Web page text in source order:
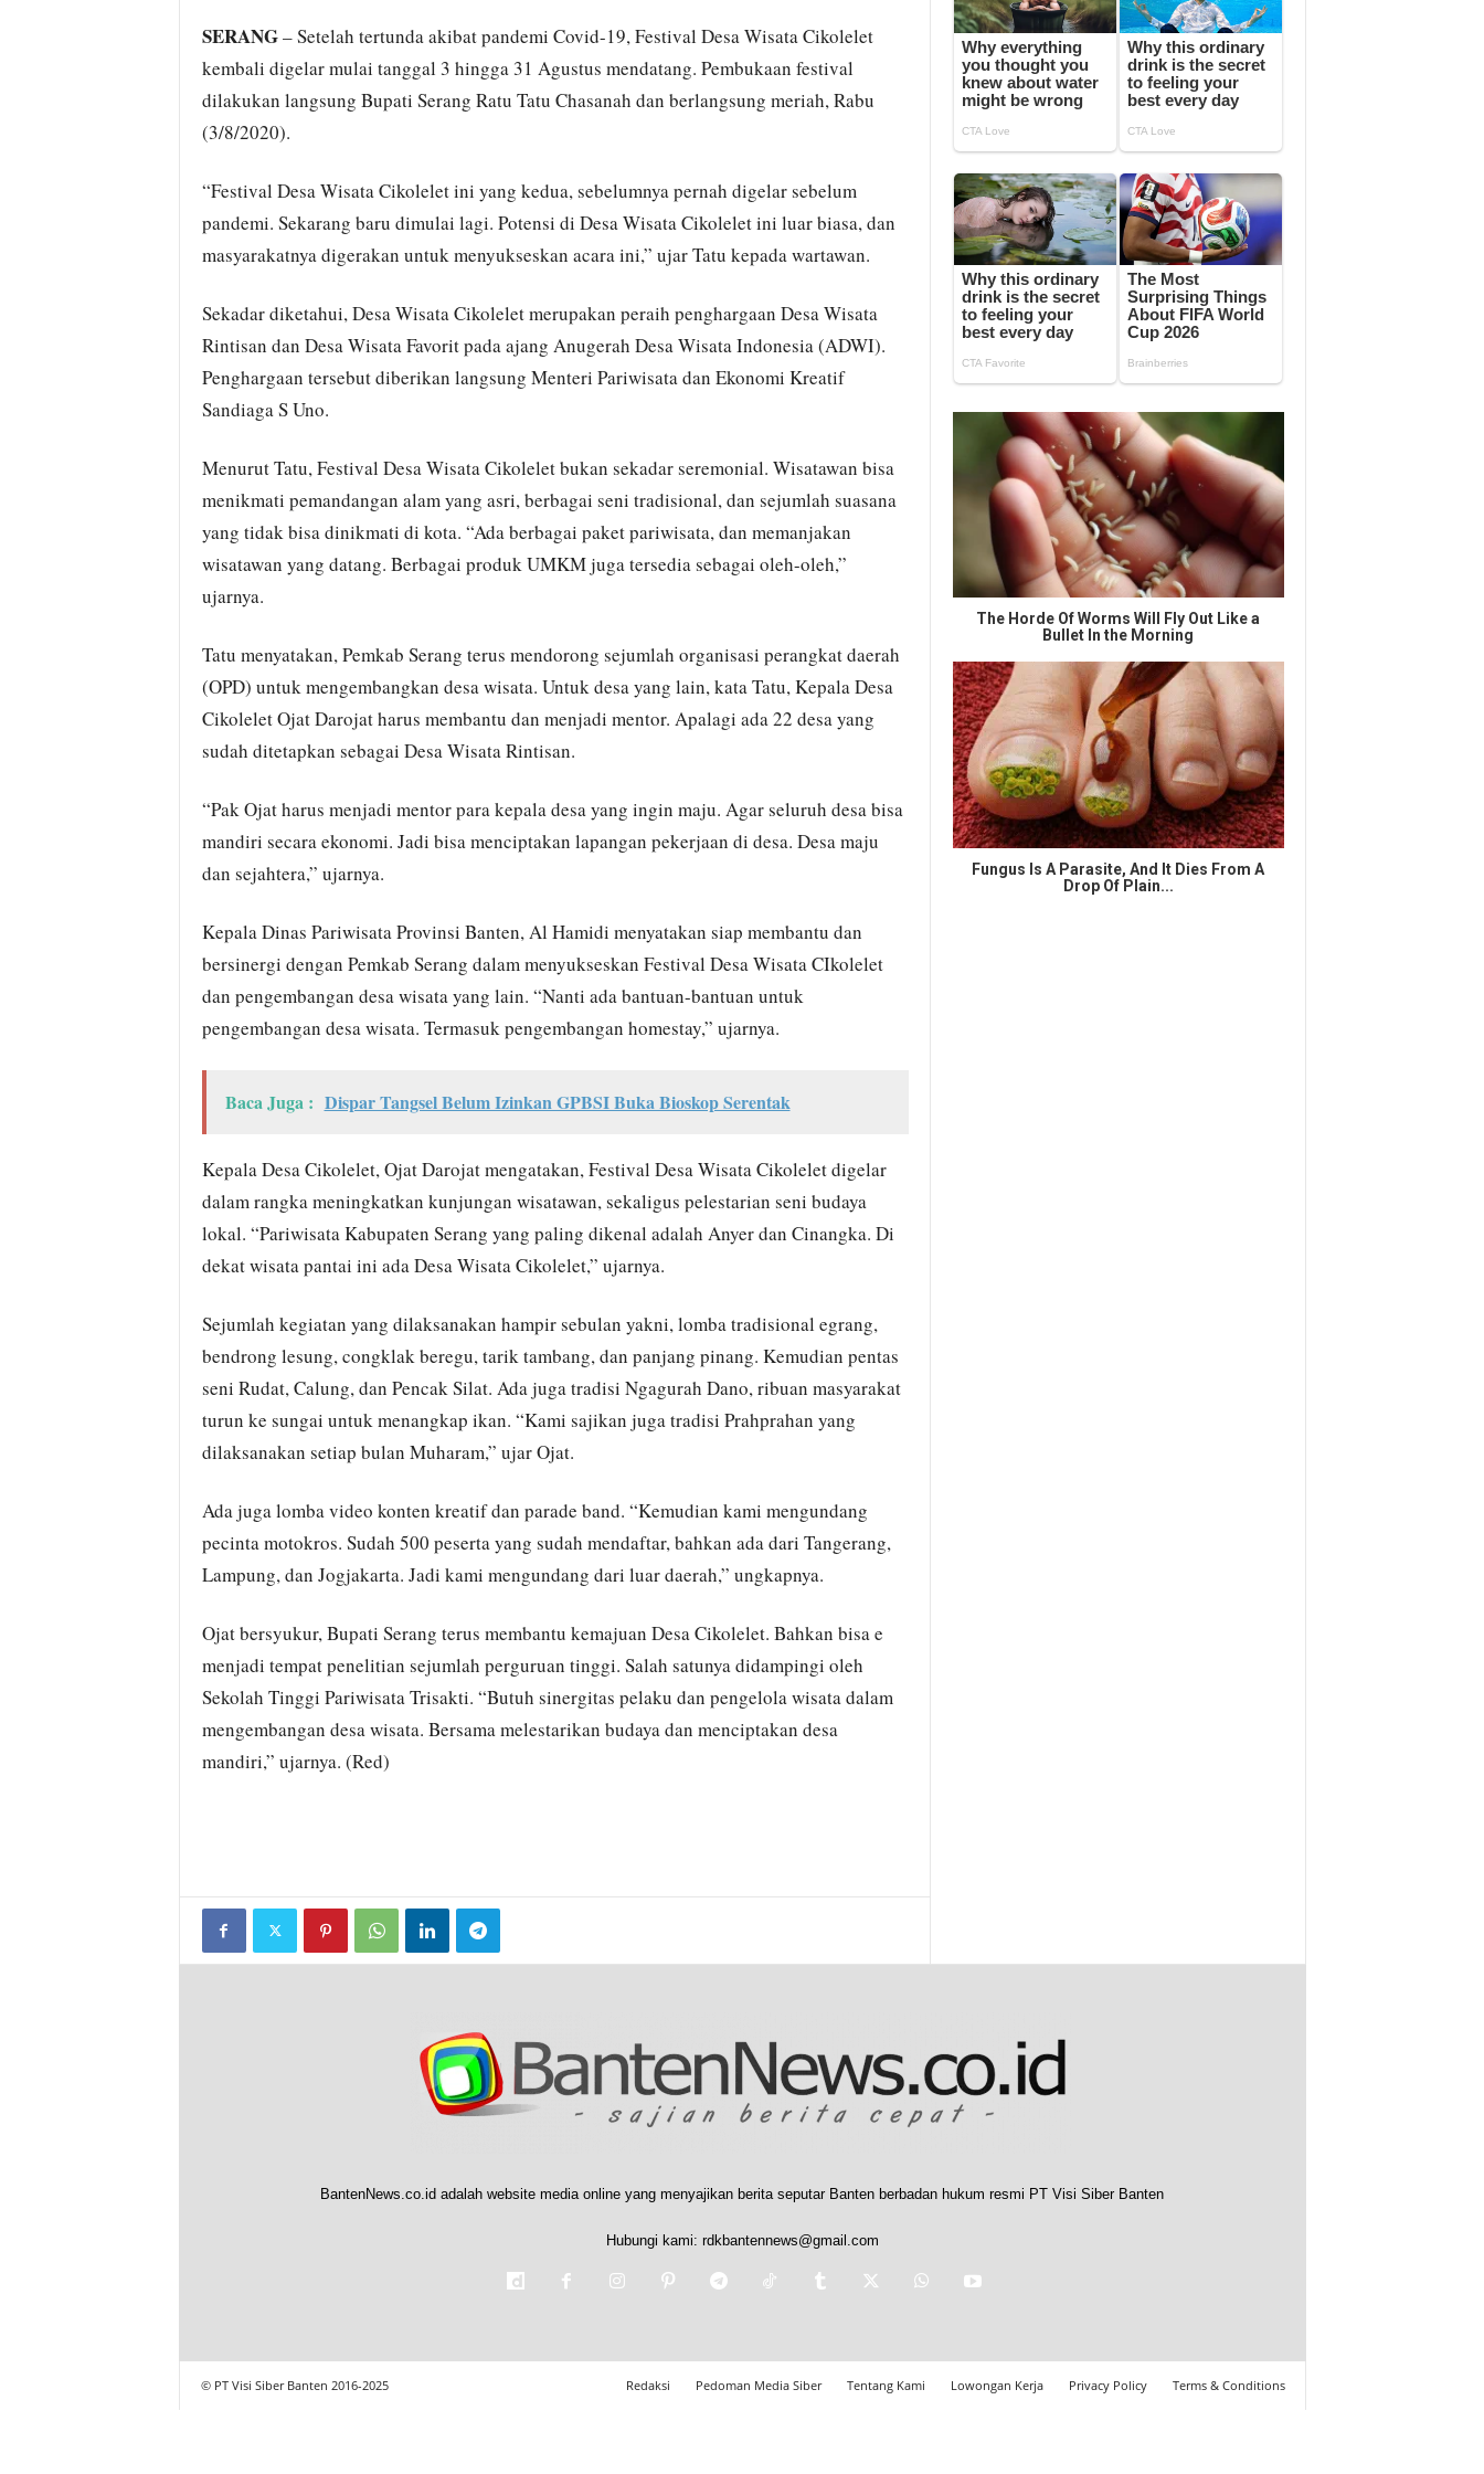
SERANG– Setelah tertunda akibat pandemi Covid-19, Festival Desa Wisata Cikolelet
kembali digelar mulai tanggal 3 hingga 31 Agustus mendatang. Pembukaan festival
dilakukan langsung Bupati Serang Ratu Tatu Chasanah dan berlangsung meriah, Rabu
(3/8/2020).
“Festival Desa Wisata Cikolelet ini yang kedua, sebelumnya pernah digelar sebelum
pandemi. Sekarang baru dimulai lagi. Potensi di Desa Wisata Cikolelet ini luar biasa, dan
masyarakatnya digerakan untuk menyukseskan acara ini,” ujar Tatu kepada wartawan.
Sekadar diketahui, Desa Wisata Cikolelet merupakan peraih penghargaan Desa Wisata
Rintisan dan Desa Wisata Favorit pada ajang Anugerah Desa Wisata Indonesia (ADWI).
Penghargaan tersebut diberikan langsung Menteri Pariwisata dan Ekonomi Kreatif
Sandiaga S Uno.
Menurut Tatu, Festival Desa Wisata Cikolelet bukan sekadar seremonial. Wisatawan bisa
menikmati pemandangan alam yang asri, berbagai seni tradisional, dan sejumlah suasana
yang tidak bisa dinikmati di kota. “Ada berbagai paket pariwisata, dan memanjakan
wisatawan yang datang. Berbagai produk UMKM juga tersedia sebagai oleh-oleh,”
ujarnya.
Tatu menyatakan, Pemkab Serang terus mendorong sejumlah organisasi perangkat daerah
(OPD) untuk mengembangkan desa wisata. Untuk desa yang lain, kata Tatu, Kepala Desa
Cikolelet Ojat Darojat harus membantu dan menjadi mentor. Apalagi ada 22 desa yang
sudah ditetapkan sebagai Desa Wisata Rintisan.
“Pak Ojat harus menjadi mentor para kepala desa yang ingin maju. Agar seluruh desa bisa
mandiri secara ekonomi. Jadi bisa menciptakan lapangan pekerjaan di desa. Desa maju
dan sejahtera,” ujarnya.
Kepala Dinas Pariwisata Provinsi Banten, Al Hamidi menyatakan siap membantu dan
bersinergi dengan Pemkab Serang dalam menyukseskan Festival Desa Wisata CIkolelet
dan pengembangan desa wisata yang lain. “Nanti ada bantuan-bantuan untuk
pengembangan desa wisata. Termasuk pengembangan homestay,” ujarnya.
Baca Juga : Dispar Tangsel Belum Izinkan GPBSI Buka Bioskop Serentak
Kepala Desa Cikolelet, Ojat Darojat mengatakan, Festival Desa Wisata Cikolelet digelar
dalam rangka meningkatkan kunjungan wisatawan, sekaligus pelestarian seni budaya
lokal. “Pariwisata Kabupaten Serang yang paling dikenal adalah Anyer dan Cinangka. Di
dekat wisata pantai ini ada Desa Wisata Cikolelet,” ujarnya.
Sejumlah kegiatan yang dilaksanakan hampir sebulan yakni, lomba tradisional egrang,
bendrong lesung, congklak beregu, tarik tambang, dan panjang pinang. Kemudian pentas
seni Rudat, Calung, dan Pencak Silat. Ada juga tradisi Ngagurah Dano, ribuan masyarakat
turun ke sungai untuk menangkap ikan. “Kami sajikan juga tradisi Prahprahan yang
dilaksanakan setiap bulan Muharam,” ujar Ojat.
Ada juga lomba video konten kreatif dan parade band. “Kemudian kami mengundang
pecinta motokros. Sudah 500 peserta yang sudah mendaftar, bahkan ada dari Tangerang,
Lampung, dan Jogjakarta. Jadi kami mengundang dari luar daerah,” ungkapnya.
Ojat bersyukur, Bupati Serang terus membantu kemajuan Desa Cikolelet. Bahkan bisa e
menjadi tempat penelitian sejumlah perguruan tinggi. Salah satunya didampingi oleh
Sekolah Tinggi Pariwisata Trisakti. “Butuh sinergitas pelaku dan pengelola wisata dalam
mengembangan desa wisata. Bersama melestarikan budaya dan menciptakan desa
mandiri,” ujarnya. (Red)
The Horde Of Worms Will Fly Out Like a
Bullet In the Morning
Fungus Is A Parasite, And It Dies From A
Drop Of Plain...
BantenNews.co.id adalah website media online yang menyajikan berita seputar Banten berbadan hukum resmi PT Visi Siber Banten
Hubungi kami: rdkbantennews@gmail.com
Redaksi Pedoman Media Siber Tentang Kami Lowongan Kerja Privacy Policy Terms & Conditions
© PT Visi Siber Banten 2016-2025